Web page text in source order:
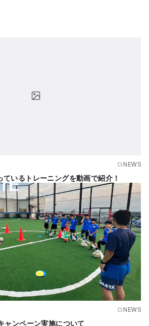
NEWS
ているトレーニングを動画で紹介！
NEWS
ャンペーン実施について